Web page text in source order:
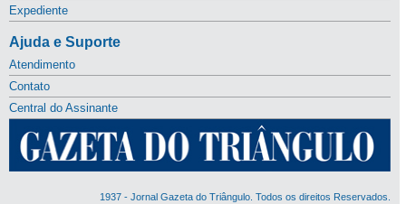
Expediente
Ajuda e Suporte
Atendimento
Contato
Central do Assinante
1937 - Jornal Gazeta do Triângulo. Todos os direitos Reservados.